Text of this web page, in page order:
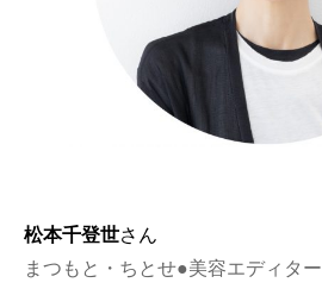
松本千登世さん
まつもと・ちとせ●美容エディター